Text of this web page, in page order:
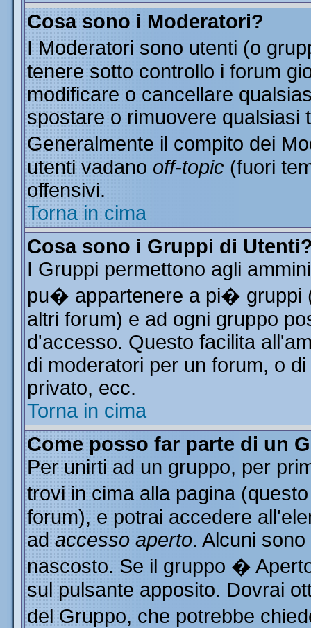
Cosa sono i Moderatori?
I Moderatori sono utenti (o
tenere sotto controllo i forum
modificare o cancellare
spostare o rimuovere qualsiasi
Generalmente il compito dei
utenti vadano off-topic (fuori
offensivi.
Torna in cima
Cosa sono i Gruppi di
I Gruppi permettono agli
pu� appartenere a pi� gruppi
altri forum) e ad ogni gruppo
d'accesso. Questo facilita
di moderatori per un forum, o
privato, ecc.
Torna in cima
Come posso far parte di un
Per unirti ad un gruppo, per
trovi in cima alla pagina
forum), e potrai accedere
ad accesso aperto. Alcuni
nascosto. Se il gruppo �
sul pulsante apposito. Dovrai
del Gruppo, che potrebbe